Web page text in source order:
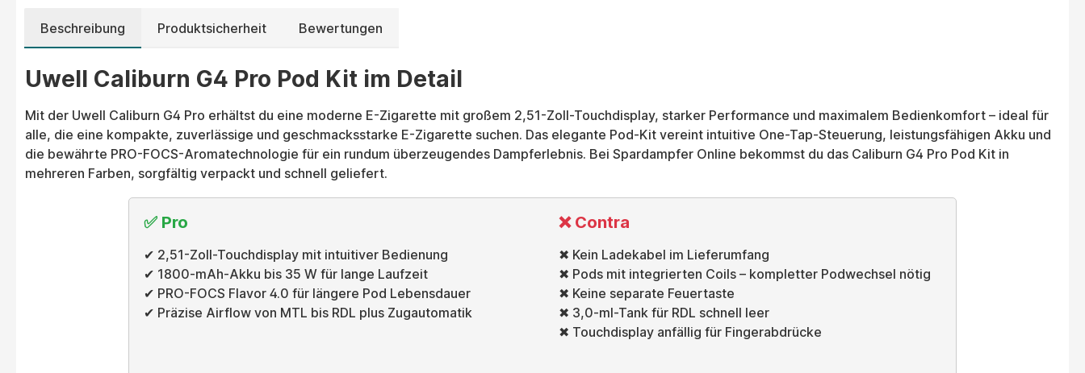
Beschreibung Produktsicherheit Bewertungen
Uwell Caliburn G4 Pro Pod Kit im Detail
Mit der Uwell Caliburn G4 Pro erhältst du eine moderne E-Zigarette mit großem 2,51-Zoll-Touchdisplay, starker Performance und maximalem Bedienkomfort – ideal für
alle, die eine kompakte, zuverlässige und geschmacksstarke E-Zigarette suchen. Das elegante Pod-Kit vereint intuitive One-Tap-Steuerung, leistungsfähigen Akku und
die bewährte PRO-FOCS-Aromatechnologie für ein rundum überzeugendes Dampferlebnis. Bei Spardampfer Online bekommst du das Caliburn G4 Pro Pod Kit in
mehreren Farben, sorgfältig verpackt und schnell geliefert.
✅ Pro
✔ 2,51-Zoll-Touchdisplay mit intuitiver Bedienung
✔ 1800-mAh-Akku bis 35 W für lange Laufzeit
✔ PRO-FOCS Flavor 4.0 für längere Pod Lebensdauer
✔ Präzise Airflow von MTL bis RDL plus Zugautomatik
❌ Contra
✖ Kein Ladekabel im Lieferumfang
✖ Pods mit integrierten Coils – kompletter Podwechsel nötig
✖ Keine separate Feuertaste
✖ 3,0-ml-Tank für RDL schnell leer
✖ Touchdisplay anfällig für Fingerabdrücke